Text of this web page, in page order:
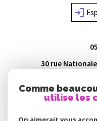
30 rue Nationale
Comme
utilise les